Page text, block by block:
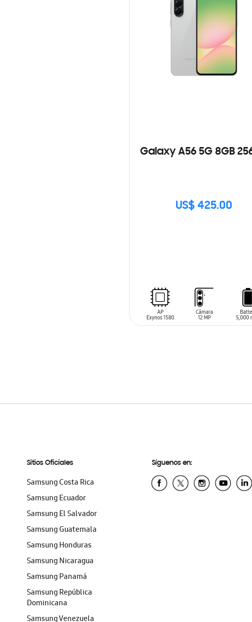
Galaxy A56 5G 8GB
US$ 425.00
SIN
Sitios Oficiales
Samsung Costa Rica
Samsung Ecuador
Samsung El Salvador
Samsung Guatemala
Samsung Honduras
Samsung Nicaragua
Samsung Panamá
Samsung República
Dominicana
Samsung Venezuela
Síguenos en: